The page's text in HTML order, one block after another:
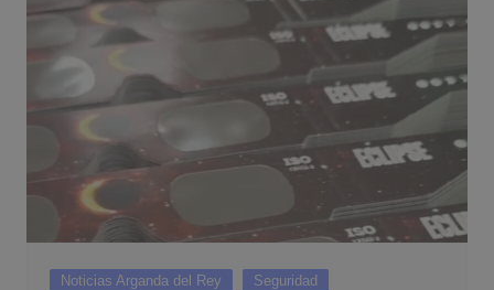
Noticias Arganda del Rey Seguridad